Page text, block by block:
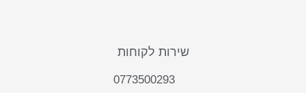
שירות לקוחות
0773500293